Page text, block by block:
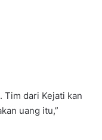
Tim dari Kejati kan
uang itu,”